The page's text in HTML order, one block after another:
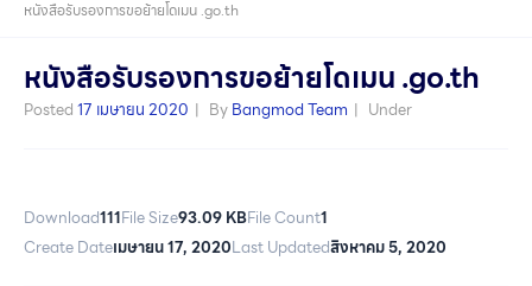
หนังสือรับรองการขอย้ายโดเมน .go.th
หนังสือรับรองการขอย้ายโดเมน .go.th
Posted17 เมษายน 2020 ByBangmod Team Under
Download111File Size93.09 KBFile Count1
Create Dateเมษายน 17, 2020Last Updatedสิงหาคม 5, 2020